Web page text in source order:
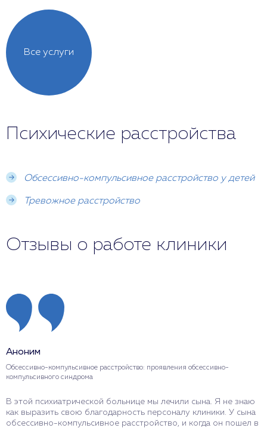
Все услуги
Психические расстройства
Обсессивно-компульсивное расстройство у детей
Тревожное расстройство
Отзывы о работе клиники
Аноним
Обсессивно-компульсивное расстройство: проявления обсессивно-
компульсивного синдрома
В этой психиатрической больнице мы лечили сына. Я не знаю
как выразить свою благодарность персоналу клиники. У сына
обсессивно-компульсивное расстройство, и когда он пошел в